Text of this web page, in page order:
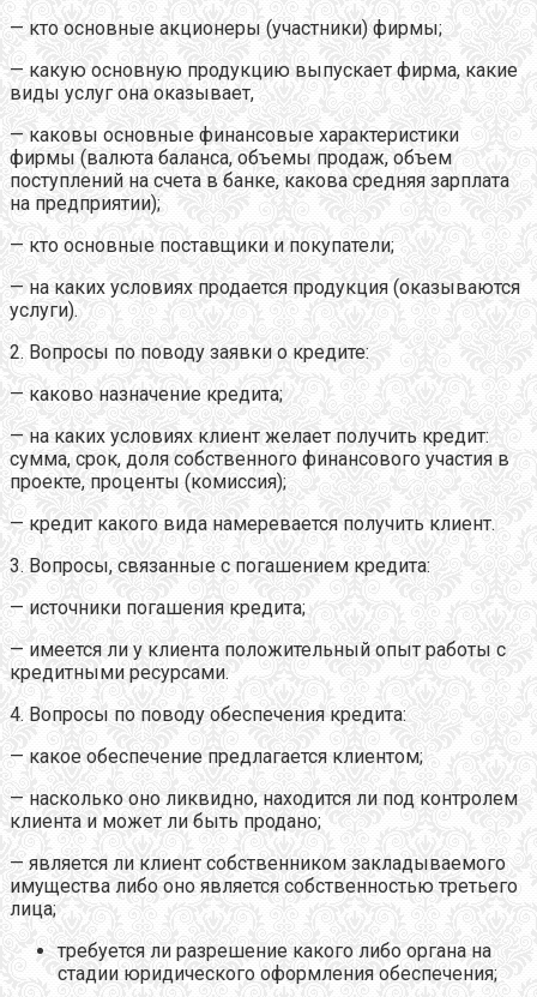
— кто основные акционеры (участники) фирмы;
— какую основную продукцию выпускает фирма, какие
виды услуг она оказывает,
— каковы основные финансовые характеристики
фирмы (валюта баланса, объемы продаж, объем
поступлений на счета в банке, какова средняя зарплата
на предприятии);
— кто основные поставщики и покупатели;
— на каких условиях продается продукция (оказываются
услуги).
2. Вопросы по поводу заявки о кредите:
— каково назначение кредита;
— на каких условиях клиент желает получить кредит:
сумма, срок, доля собственного финансового участия в
проекте, проценты (комиссия);
— кредит какого вида намеревается получить клиент.
3. Вопросы, связанные с погашением кредита:
— источники погашения кредита;
— имеется ли у клиента положительный опыт работы с
кредитными ресурсами.
4. Вопросы по поводу обеспечения кредита:
— какое обеспечение предлагается клиентом;
— насколько оно ликвидно, находится ли под контролем
клиента и может ли быть продано;
— является ли клиент собственником закладываемого
имущества либо оно является собственностью третьего
лица;
требуется ли разрешение какого либо органа на
стадии юридического оформления обеспечения;